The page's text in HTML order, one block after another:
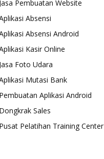
Pembuatan Website
Absensi
Absensi Android
Kasir Online
Foto Udara
Mutasi Bank
Aplikasi Android
Sales
Pelatihan Training Center